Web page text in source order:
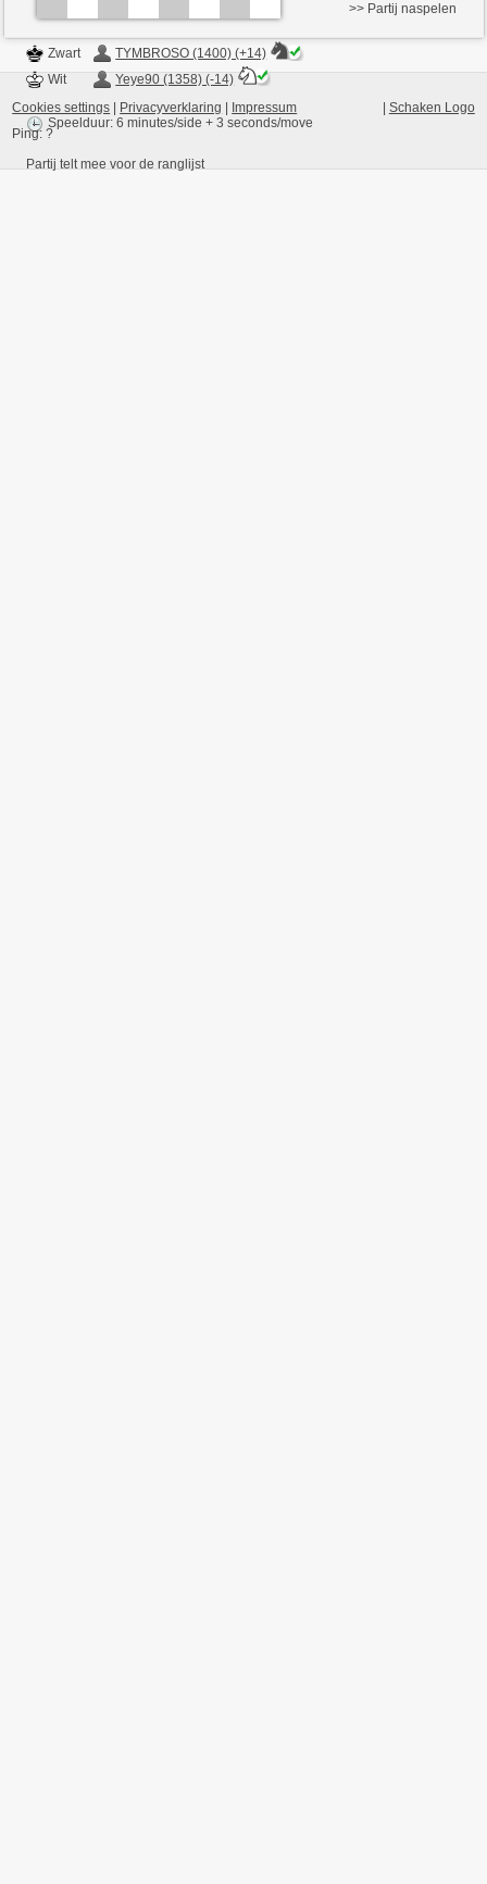
Zwart
TYMBROSO (1400) (+14)
Wit
Yeye90 (1358) (-14)
Speelduur: 6 minutes/side + 3 seconds/move
Partij telt mee voor de ranglijst
>> Partij naspelen
Schaken Logo
Cookies settings Privacyverklaring
Impressum
Ping:?